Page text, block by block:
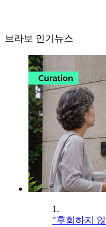
브라보 인기뉴스
1.
"후회하지